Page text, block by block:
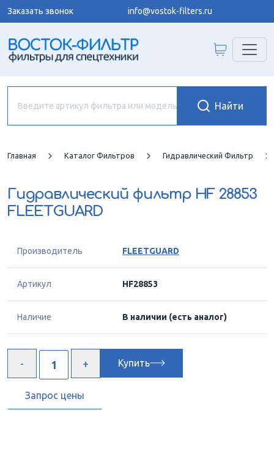
Заказать звонок info@vostok-filters.ru
Главная Каталог Фильтров Гидравлический Фильтр
Гидравлический фильтр HF 28853
FLEETGUARD
Производитель FLEETGUARD
Артикул HF28853
Наличие В наличии (есть аналог)
Купить
Запрос цены